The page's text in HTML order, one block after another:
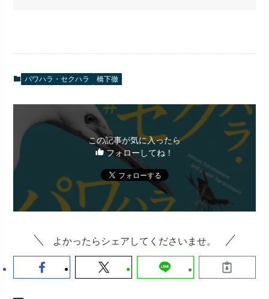
パワハラ・セクハラ 橋下徹
この記事が気に入ったら
フォローしてね！
よかったらシェアしてくださいませ。